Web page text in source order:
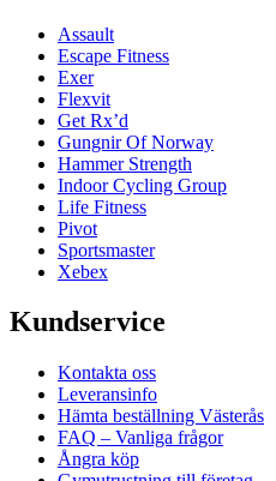
Assault
Escape Fitness
Exer
Flexvit
Get Rx’d
Gungnir Of Norway
Hammer Strength
Indoor Cycling Group
Life Fitness
Pivot
Sportsmaster
Xebex
Kundservice
Kontakta oss
Leveransinfo
Hämta beställning Västerås
FAQ – Vanliga frågor
Ångra köp